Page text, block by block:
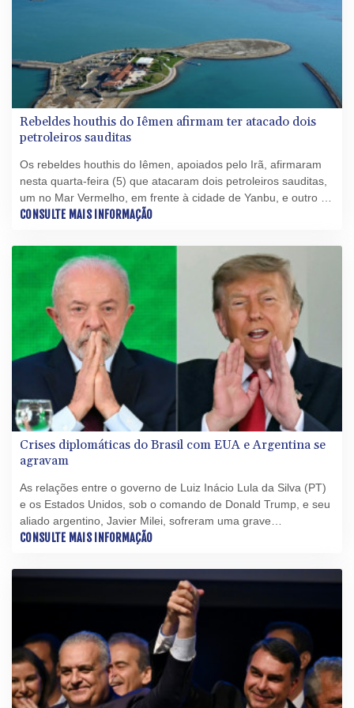
Rebeldes houthis do Iêmen afirmam ter atacado dois
petroleiros sauditas
Os rebeldes houthis do Iêmen, apoiados pelo Irã, afirmaram
nesta quarta-feira (5) que atacaram dois petroleiros sauditas,
um no Mar Vermelho, em frente à cidade de Yanbu, e outro no
Golfo de Áden.
CONSULTE MAIS INFORMAÇÃO
Crises diplomáticas do Brasil com EUA e Argentina se
agravam
As relações entre o governo de Luiz Inácio Lula da Silva (PT)
e os Estados Unidos, sob o comando de Donald Trump, e seu
aliado argentino, Javier Milei, sofreram uma grave
deterioração em apenas 24 horas, dois meses antes das
CONSULTE MAIS INFORMAÇÃO